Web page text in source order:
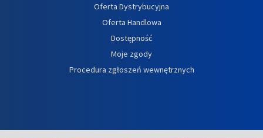
Oferta Dystrybucyjna
Oferta Handlowa
Dostępność
Moje zgody
Procedura zgłoszeń wewnętrznych